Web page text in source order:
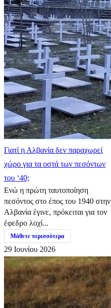
Γιατί η Αλβανία δεν παραχωρεί
χώρο για τα οστά των πεσόντων
του ‘40;
Ενώ η πρώτη ταυτοποίηση
πεσόντος στο έπος του 1940 στην
Αλβανία έγινε, πρόκειται για τον
έφεδρο λοχί...
Μάθετε περισσότερα
29 Ιουνίου 2026